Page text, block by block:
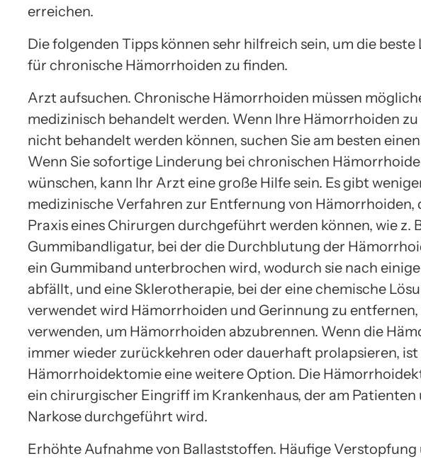
erreichen.
Die folgenden Tipps können sehr hilfreich sein, um die beste
für chronische Hämorrhoiden zu finden.
Arzt aufsuchen. Chronische Hämorrhoiden müssen
medizinisch behandelt werden. Wenn Ihre Hämorrhoiden zu
nicht behandelt werden können, suchen Sie am besten
Wenn Sie sofortige Linderung bei chronischen
wünschen, kann Ihr Arzt eine große Hilfe sein. Es gibt
medizinische Verfahren zur Entfernung von Hämorrhoiden,
Praxis eines Chirurgen durchgeführt werden können, wie z.
Gummibandligatur, bei der die Durchblutung der
ein Gummiband unterbrochen wird, wodurch sie nach
abfällt, und eine Sklerotherapie, bei der eine chemische
verwendet wird Hämorrhoiden und Gerinnung zu entfernen,
verwenden, um Hämorrhoiden abzubrennen. Wenn die
immer wieder zurückkehren oder dauerhaft prolapsieren, ist
Hämorrhoidektomie eine weitere Option. Die
ein chirurgischer Eingriff im Krankenhaus, der am Patienten
Narkose durchgeführt wird.
Erhöhte Aufnahme von Ballaststoffen. Häufige Verstopfung